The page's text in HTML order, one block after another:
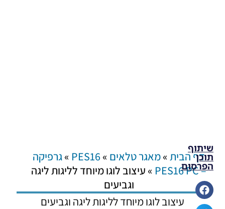
דף הבית »מאגר טלאים »
PES16
»גרפיקה
– PES16 PC
» עיצוב לוגו מיוחד לליגות ליגה
וגביעים
עיצוב לוגו מיוחד לליגות ליגה וגביעים
שיתוף
תוכן
הפרסום